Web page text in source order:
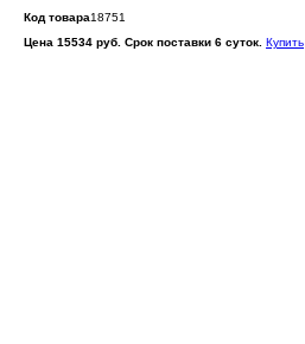
Код товара18751
Цена 15534 руб. Срок поставки 6 суток. Купить